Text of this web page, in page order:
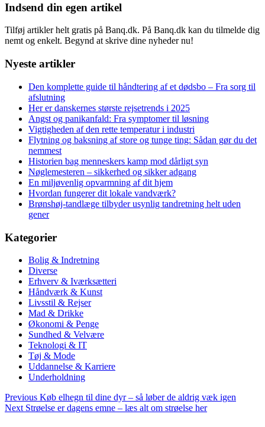
Indsend din egen artikel
Tilføj artikler helt gratis på Banq.dk. På Banq.dk kan du tilmelde dig
nemt og enkelt. Begynd at skrive dine nyheder nu!
Nyeste artikler
Den komplette guide til håndtering af et dødsbo – Fra sorg til
afslutning
Her er danskernes største rejsetrends i 2025
Angst og panikanfald: Fra symptomer til løsning
Vigtigheden af den rette temperatur i industri
Flytning og baksning af store og tunge ting: Sådan gør du det
nemmest
Historien bag menneskers kamp mod dårligt syn
Nøglemesteren – sikkerhed og sikker adgang
En miljøvenlig opvarmning af dit hjem
Hvordan fungerer dit lokale vandværk?
Brønshøj-tandlæge tilbyder usynlig tandretning helt uden
gener
Kategorier
Bolig & Indretning
Diverse
Erhverv & Iværksætteri
Håndværk & Kunst
Livsstil & Rejser
Mad & Drikke
Økonomi & Penge
Sundhed & Velvære
Teknologi & IT
Tøj & Mode
Uddannelse & Karriere
Underholdning
Previous Køb elhegn til dine dyr – så løber de aldrig væk igen
Next Strøelse er dagens emne – læs alt om strøelse her